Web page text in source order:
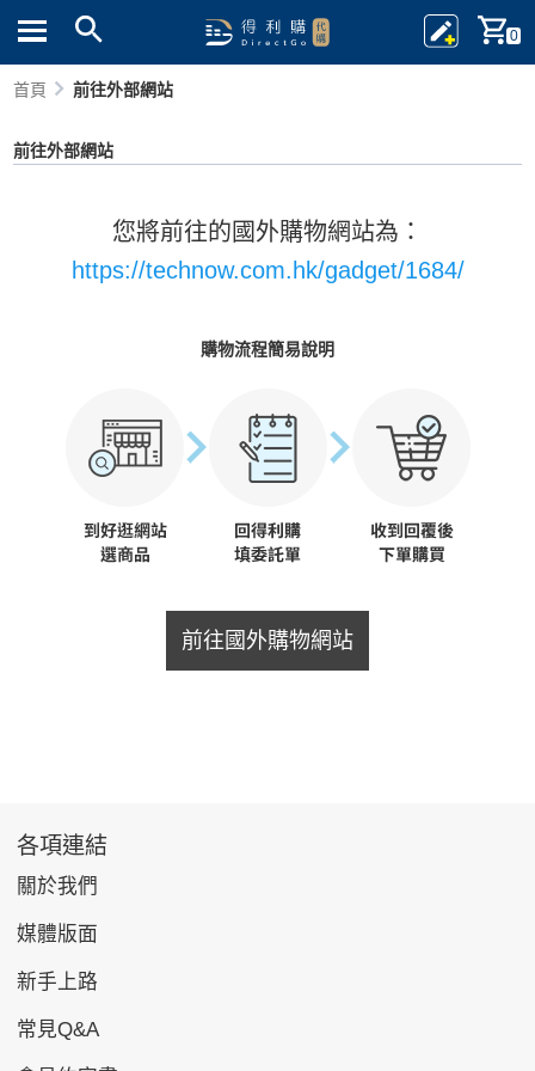
0
首頁 前往外部網站
前往外部網站
您將前往的國外購物網站為：
https://technow.com.hk/gadget/1684/
購物流程簡易說明
前往國外購物網站
各項連結
關於我們
媒體版面
新手上路
常見Q&A